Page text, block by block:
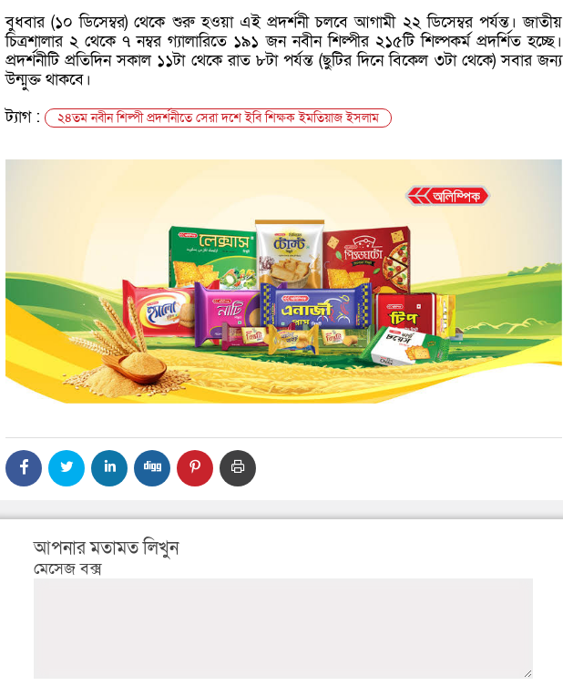
বুধবার (১০ ডিসেম্বর) থেকে শুরু হওয়া এই প্রদর্শনী চলবে আগামী ২২ ডিসেম্বর পর্যন্ত। জাতীয়
চিত্রশালার ২ থেকে ৭ নম্বর গ্যালারিতে ১৯১ জন নবীন শিল্পীর ২১৫টি শিল্পকর্ম প্রদর্শিত হচ্ছে।
প্রদর্শনীটি প্রতিদিন সকাল ১১টা থেকে রাত ৮টা পর্যন্ত (ছুটির দিনে বিকেল ৩টা থেকে) সবার জন্য
উন্মুক্ত থাকবে।
ট্যাগ :
২৪তম নবীন শিল্পী প্রদর্শনীতে সেরা দশে ইবি শিক্ষক ইমতিয়াজ ইসলাম
আপনার মতামত লিখুন
মেসেজ বক্স